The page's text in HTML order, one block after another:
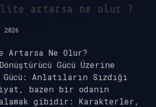
artarsa ne olur ?
Artarsa Ne Olur?
Gücü Üzerine
Anlatıların Sızdığı
bazen bir odanın
gibidir: Karakterler,